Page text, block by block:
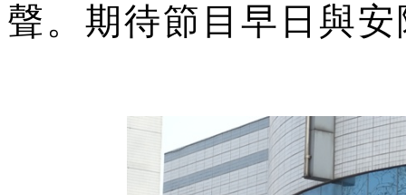
聲。期待節目早日與